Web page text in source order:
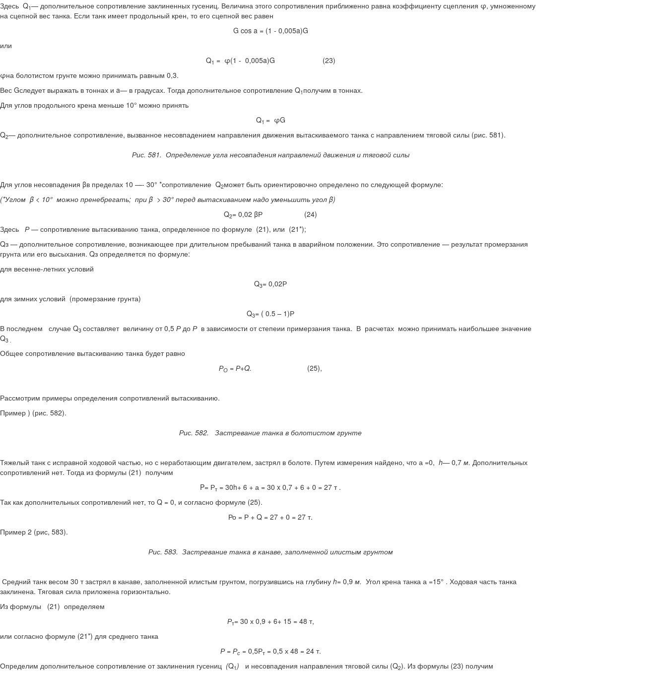
Здесь Q1— дополнительное сопро­тивление заклиненных гусениц. Величина этого сопротивления приближенно равна коэффициенту сцепления φ, умноженному
на сцепной вес танка. Если танк имеет продольный крен, то его сцепной вес равен
G cos a = (1 - 0,005a)G
или
Q1 = φ(1 - 0,005a)G (23)
φна болотистом грунте можно принимать равным 0,3.
Вес Gследует выражать в тоннах и a— в градусах. Тогда дополнительное сопротивление Q1 получим в тоннах.
Для углов продольного кре­на меньше 10° можно принять
Q1 = φG
Q2— дополнительное сопро­тивление, вызванное несовпаде­нием направления движения вы­таскиваемого танка с направлением тяговой силы (рис. 581).
Рис. 581. Определение угла несовпадения направлений движения и тяговой силы
Для углов несовпадения βв пределах 10 —- 30° *сопротивление Q2мо­жет быть ориентировочно опреде­лено по следующей формуле:
(*Углом β < 10° можно пренебрегать; при β > 30° перед вытаскиванием надо уменьшить угол β)
Q2= 0,02 βР (24)
Здесь Р— сопротивление вытаскиванию танка, определенное по формуле (21), или (21*);
Qз — дополнительное сопротивление, возникающее при длительном пребываний танка в аварийном положении. Это сопротивление — результат промерзания
грунта или его высыхания. Qз определяется по формуле:
для весенне-летних условий
Q3= 0,02Р
для зимних условий (промерзание грунта)
Q3= ( 0.5 – 1)Р
В последнем случае Q3 составляет величину от 0,5 Рдо Р в зависимости от степеии примерзания танка. В расчетах можно принимать наибольшее значение
Q3 .
Общее сопротивление вытаскиванию танка будет равно
РО = Р+Q. (25),
Рассмотрим примеры определения сопротивлений вытаскиванию.
Пример ) (рис. 582).
Рис. 582. Застревание танка в болотистом грунте
Тяжелый танк с исправной ходовой частью, но с нера­ботающим двигателем, застрял в болоте. Путем измерения найдено, что а =0, h— 0,7 м. Дополнительных
сопротивлений нет. Тогда из формулы (21) получим
P= Рт = 30h+ 6 + а = 30 x 0,7 + 6 + 0 = 27 т .
Так как дополнительных сопротивлений нет, то Q = 0, и согласно формуле (25).
Ро = Р + Q = 27 + 0 = 27 т.
Пример 2 (рис, 583).
Рис. 583. Застревание танка в канаве, заполненной илистым грунтом
Средний танк весом 30 т застрял в канаве, заполнен­ной илистым грунтом, погрузившись на глубину h= 0,9 м. Угол крена танка а =15° . Ходовая часть танка
заклинена. Тяговая сила приложена горизонтально.
Из формулы (21) определяем
Рт= 30 х 0,9 + 6+ 15 = 48 т,
или согласно формуле (21*) для среднего танка
Р = Рс = 0,5Рт= 0,5 х 48 = 24 т.
Определим дополнительное сопротивление от заклинения гусениц (Q1 ) и несовпадения направления тяговой силы (Q2). Из формулы (23) получим